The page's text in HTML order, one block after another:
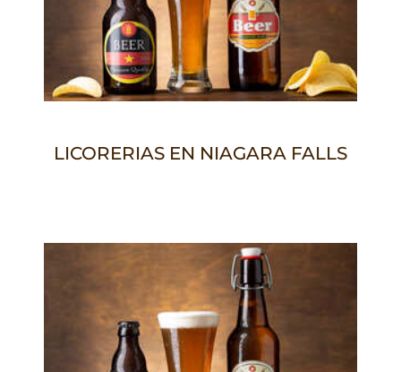
LICORERIAS EN NIAGARA FALLS